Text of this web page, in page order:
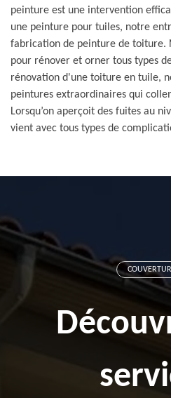
peinture est une intervention
une peinture pour tuiles, notre
fabrication de peinture de toiture.
pour rénover et orner tous types
rénovation d'une toiture en tuile,
peintures extraordinaires qui
Lorsqu’on aperçoit des fuites au
vient avec tous types de